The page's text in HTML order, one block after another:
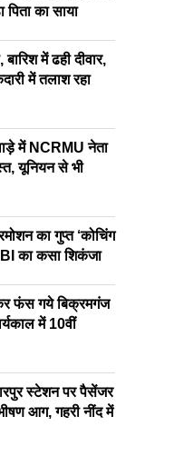
का साया
में ढही दीवार,
में तलाश रहा
में NCRMU नेता
यूनियन से भी
का गुप्त ‘कोचिंग
का कसा शिकंजा
कर फंस गये बिक्रमगंज
में 10वीं
स्टेशन पर पैसेंजर
आग, गहरी नींद में